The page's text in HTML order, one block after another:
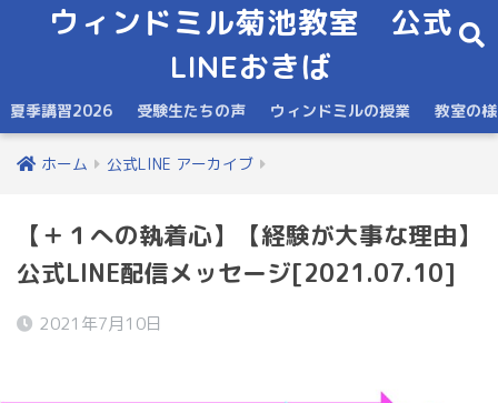
ウィンドミル菊池教室 公式
LINEおきば
夏季講習2026 受験生たちの声 ウィンドミルの授業 教室の
ホーム 公式LINE アーカイブ
【＋１への執着心】【経験が大事な理由】
公式LINE配信メッセージ[2021.07.10]
2021年7月10日